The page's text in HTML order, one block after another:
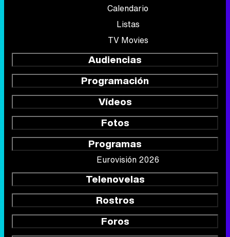
Calendario
Listas
TV Movies
Audiencias
Programación
Vídeos
Fotos
Programas
Eurovisión 2026
Telenovelas
Rostros
Foros